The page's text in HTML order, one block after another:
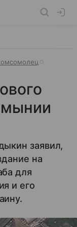
заявил,
на
для
и его